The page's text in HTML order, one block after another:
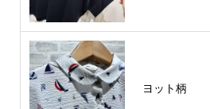
ヨット柄